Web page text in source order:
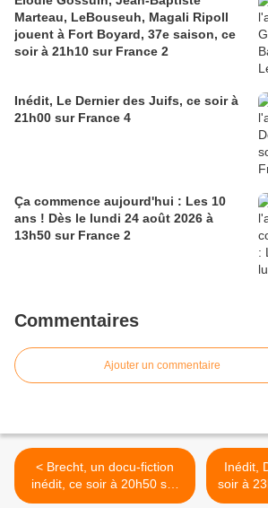
Marteau, LeBouseuh, Magali Ripoll
jouent à Fort Boyard, 37e saison, ce
soir à 21h10 sur France 2
Inédit, Le Dernier des Juifs, ce soir à
21h00 sur France 4
Ça commence aujourd'hui : Les 10
ans ! Dès le lundi 24 août 2026 à
13h50 sur France 2
Commentaires
Ajouter un commentaire
< Brecht, un docu-fiction
inédit, ce soir à 20h50 sur
Arte
Inédit,